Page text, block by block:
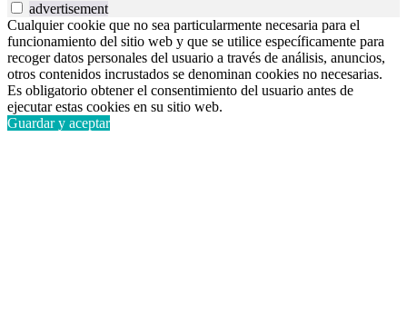
advertisement
Cualquier cookie que no sea particularmente necesaria para el
funcionamiento del sitio web y que se utilice específicamente para
recoger datos personales del usuario a través de análisis, anuncios,
otros contenidos incrustados se denominan cookies no necesarias.
Es obligatorio obtener el consentimiento del usuario antes de
ejecutar estas cookies en su sitio web.
Guardar y aceptar